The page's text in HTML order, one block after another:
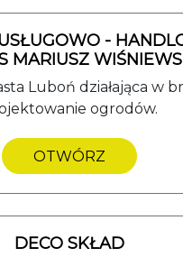
-
MARIUSZ
Luboń działająca w
ogrodów.
OTWÓRZ
DECO SKŁAD